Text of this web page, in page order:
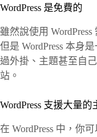
WordPress 是免費的
雖然說使用
但是 WordPress 本身
過外掛、主題甚至自
站。
WordPress 支援大量
在 WordPress 中，你